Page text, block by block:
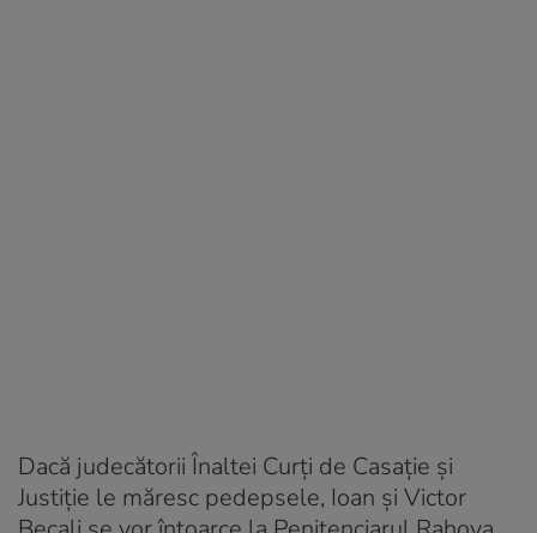
Dacă judecătorii Înaltei Curți de Casație și
Justiție le măresc pedepsele, Ioan și Victor